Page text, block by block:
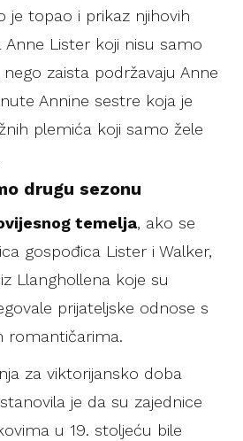
je topao i prikaz njihovih
Lister koji nisu samo
zaista podržavaju Anne
Annine sestre koja je
plemića koji samo žele
drugu sezonu
temelja, ako se
gospođica Lister i Walker,
Llanghollena koje su
prijateljske odnose s
romantičarima.
za viktorijansko doba
je da su zajednice
u 19. stoljeću bile